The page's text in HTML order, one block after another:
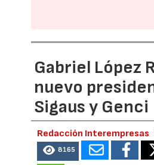
Gabriel López
nuevo
Sigaus y Genci
Redacción Interempresas
8165